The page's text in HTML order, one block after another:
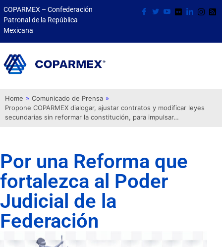
COPARMEX – Confederación
Patronal de la República
Mexicana
Home » Comunicado de Prensa »
Propone COPARMEX dialogar, ajustar contratos y modificar leyes
secundarias sin reformar la constitución, para impulsar…
Por una Reforma que
fortalezca al Poder
Judicial de la
Federación